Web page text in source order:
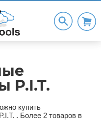
P.I.T.
купить
. Более 2 товаров в